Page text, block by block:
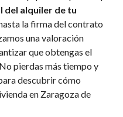
del alquiler de tu
la firma del contrato
una valoración
que obtengas el
pierdas más tiempo y
descubrir cómo
en Zaragoza de